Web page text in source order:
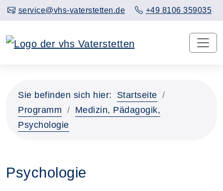
service@vhs-vaterstetten.de +49 8106 359035
Sie befinden sich hier:
Startseite
Programm
Medizin, Pädagogik,
Psychologie
Psychologie